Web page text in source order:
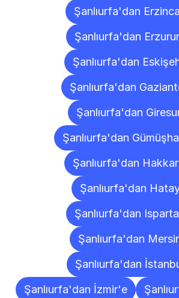
Şanlıurfa'dan
Şanlıurfa'dan
Şanlıurfa'dan
Şanlıurfa'dan
Şanlıurfa'dan
Şanlıurfa'dan
Şanlıurfa'dan
Şanlıurfa'dan
Şanlıurfa'dan
Şanlıurfa'dan
Şanlıurfa'dan
Şanlıurfa'dan İzmir'e